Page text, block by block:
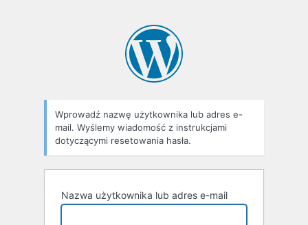
Wprowadź nazwę użytkownika lub adres e-
mail. Wyślemy wiadomość z instrukcjami
dotyczącymi resetowania hasła.
Nazwa użytkownika lub adres e-mail